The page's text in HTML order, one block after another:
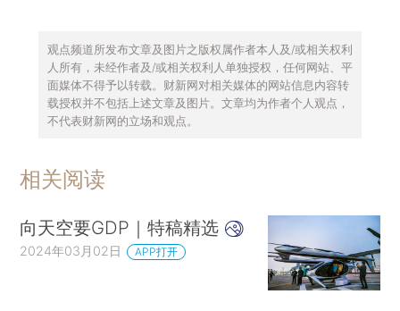
观点频道所发布文章及图片之版权属作者本人及/或相关权利
人所有，未经作者及/或相关权利人单独授权，任何网站、平
面媒体不得予以转载。财新网对相关媒体的网站信息内容转
载授权并不包括上述文章及图片。文章均为作者个人观点，
不代表财新网的立场和观点。
相关阅读
向天空要GDP｜特稿精选
2024年03月02日 APP打开